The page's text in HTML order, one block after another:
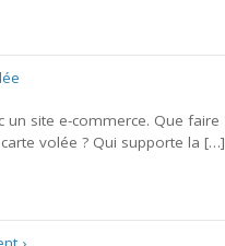
un site e-commerce. Que faire
volée ? Qui supporte la […]